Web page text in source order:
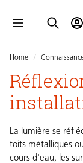
Home /
La lumière se
toits métalliques
cours d'eau, les